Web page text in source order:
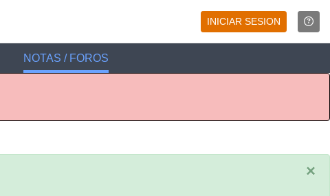
INICIAR SESION
NOTAS / FOROS
×